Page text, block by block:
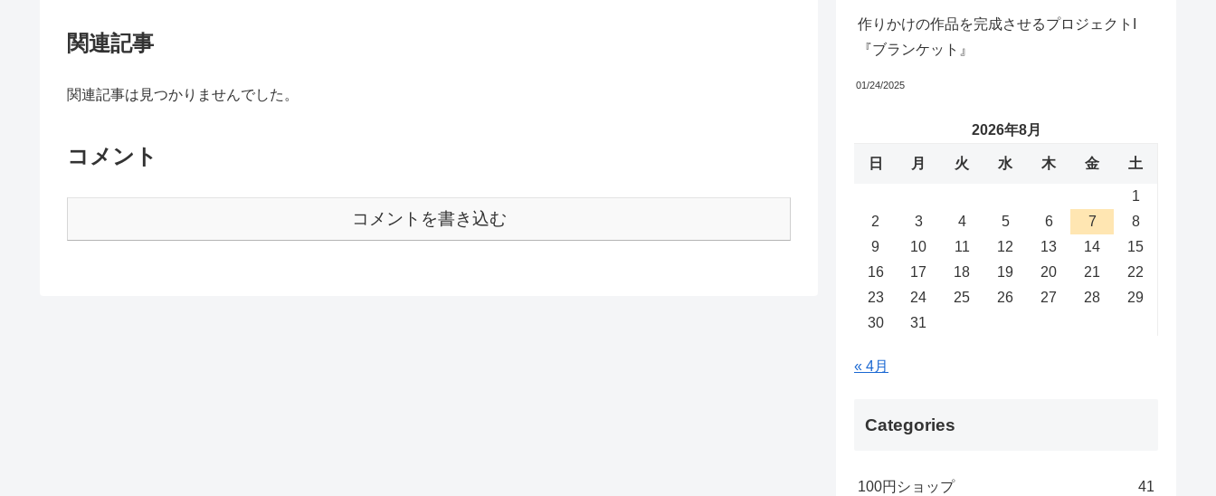
関連記事
関連記事は見つかりませんでした。
コメント
コメントを書き込む
作りかけの作品を完成させるプロジェクトI
『ブランケット』
01/24/2025
2026年8月
日 月 火 水 木 金 土
1
2
3 4 5 6 7
8
9
10 11 12 13 14
15
16
17 18 19 20 21
22
23
24 25 26 27 28
29
30
31
« 4月
Categories
100円ショップ 41